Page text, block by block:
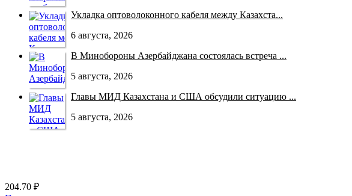
Укладка оптоволоконного кабеля между Казахста...
6 августа, 2026
В Минобороны Азербайджана состоялась встреча ...
5 августа, 2026
Главы МИД Казахстана и США обсудили ситуацию ...
5 августа, 2026
204.70 ₽